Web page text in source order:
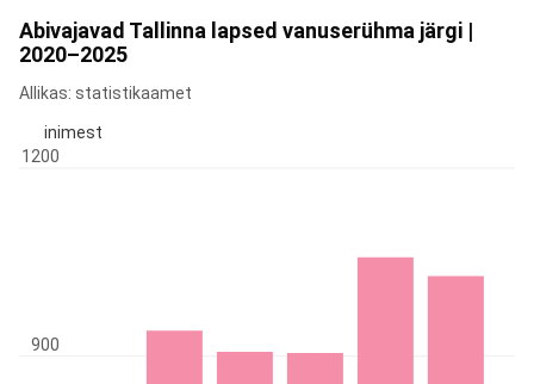
Abivajavad Tallinna lapsed vanuserühma järgi |
2020–2025
Allikas: statistikaamet
900
1200
inimest